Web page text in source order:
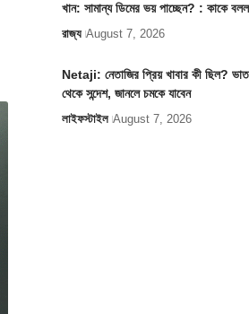
খান: সামান্য ডিমের ভয় পাচ্ছেন? : কাকে
রাজ্য August 7, 2026
Netaji: নেতাজির প্রিয় খাবার কী ছিল?
থেকে সন্দেশ, জানলে চমকে যাবেন
লাইফস্টাইল August 7, 2026